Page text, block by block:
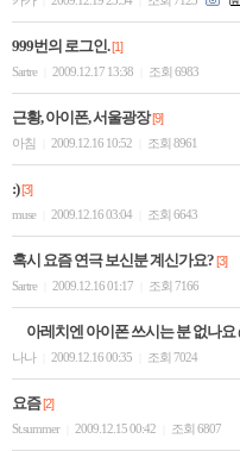
999번의 로그인.[1]
Sartre
2009.12.17 13:38 조회 6983
근황, 아이폰, 서울광장[9]
아침
2009.12.16 10:52 조회 8961
:)[3]
muse
2009.12.16 03:04 조회 6643
혹시 요즘 연극 보신분 계신가요?[3]
Sartre
2009.12.16 01:17 조회 7166
아레치엔 아이폰 쓰시는 분 없나요
나나
2009.12.16 00:35 조회 7024
요즘[2]
St.summer
2009.12.15 00:42 조회 6807